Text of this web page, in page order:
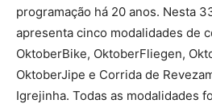
programação há 20 anos. Nesta
apresenta cinco modalidades de
OktoberBike, OktoberFliegen,
OktoberJipe e Corrida de
Igrejinha. Todas as modalidades